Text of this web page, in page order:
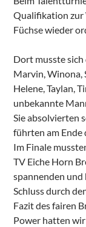
Qualifikation zur
Füchse wieder
Dort musste
Marvin, Winona,
Helene, Taylan,
unbekannte
Sie absolvierten
führten am Ende
Im Finale
TV Eiche Horn
spannenden
Schluss durch
Fazit des fairen
Power hatten wir